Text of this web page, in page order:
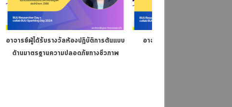
อาจารย์ผู้ได้รับรางวัลห้องปฏิบัติการต้นแบบ
ด้านมาตรฐานความปลอดภัยทางชีวภาพ
อาจารย์ผู้ได้รับรางวัลนักวิจัยดา